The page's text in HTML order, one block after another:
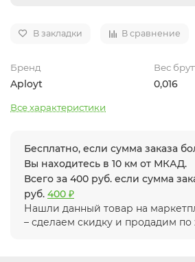
В закладки В сравнение
Бренд
Aployt
Вес
0,016
Все характеристики
Бесплатно, если сумма заказа
Вы находитесь в 10 км от МКАД.
Всего за 400 руб. если сумма
руб. 400 ₽
Нашли данный товар на
– сделаем скидку и продадим